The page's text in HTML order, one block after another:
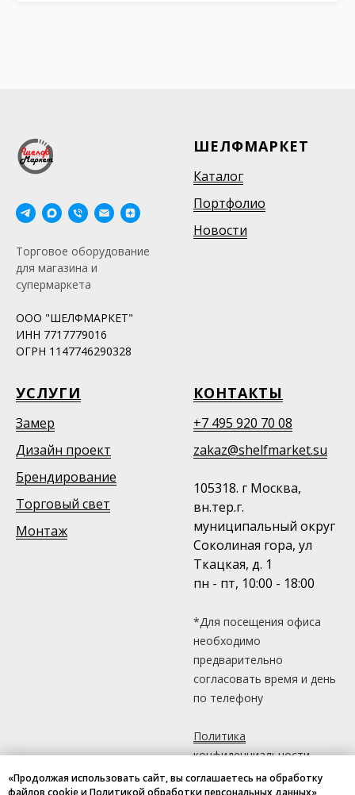
Свяжитесь с нами в MAX, Telegram
Торговое оборудование
для магазина и
супермаркета
ООО "ШЕЛФМАРКЕТ"
ИНН 7717779016
ОГРН 1147746290328
ШЕЛФМАРКЕТ
Каталог
Портфолио
Новости
УСЛУГИ
Замер
Дизайн проект
Брендирование
Торговый свет
Монтаж
КОНТАКТЫ
+7 495 920 70 08
zakaz@shelfmarket.su
105318. г Москва,
вн.тер.г.
муниципальный округ
Соколиная гора, ул
Ткацкая, д. 1
пн - пт, 10:00 - 18:00
*Для посещения офиса
необходимо
предварительно
согласовать время и день
по телефону
Политика
конфиденциальности
«Продолжая использовать сайт, вы соглашаетесь на обработку